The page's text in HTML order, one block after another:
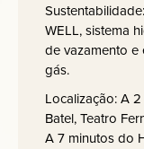
WELL, sistema
de vazamento
gás.
Localização: A
Batel, Teatro
A 7 minutos do